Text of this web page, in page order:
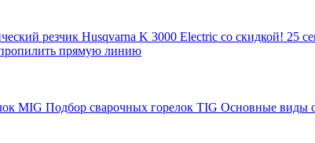
резчик Husqvarna K 3000 Electric со скидкой! 25
прямую линию
MIG Подбор сварочных горелок TIG Основные виды